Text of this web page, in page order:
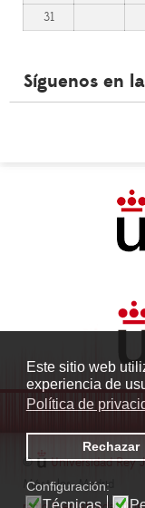
Este sitio web
experiencia de
Política de
Rechazar
Configuración:
Técnicas
31
Síguenos en
© Universidad Rey
Móstoles. Madrid